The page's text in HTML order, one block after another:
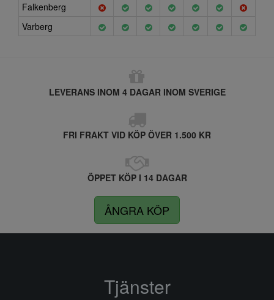
Falkenberg
Varberg
LEVERANS INOM 4 DAGAR INOM SVERIGE
FRI FRAKT VID KÖP ÖVER 1.500 KR
ÖPPET KÖP I 14 DAGAR
ÅNGRA KÖP
Tjänster